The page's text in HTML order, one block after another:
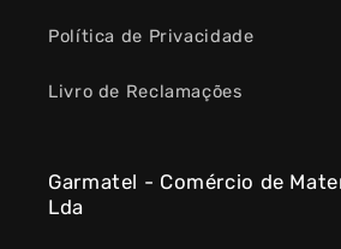
Política de Privacidade
Livro de Reclamações
Garmatel - Comércio de
Lda